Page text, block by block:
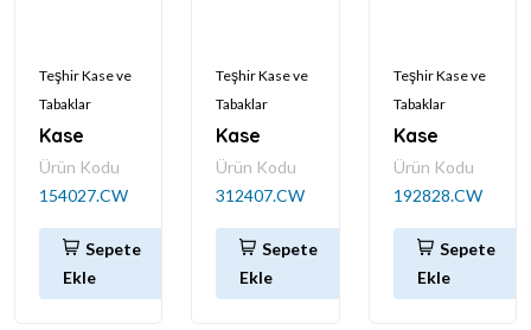
Teşhir Kase ve
Tabaklar
Kase
Ürün Kodu
154027.CW
Sepete
Ekle
Teşhir Kase ve
Tabaklar
Kase
Ürün Kodu
312407.CW
Sepete
Ekle
Teşhir Kase ve
Tabaklar
Kase
Ürün Kodu
192828.CW
Sepete
Ekle